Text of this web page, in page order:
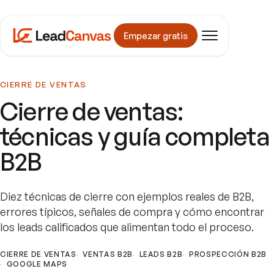
Empezar gratis
CIERRE DE VENTAS
Cierre de ventas:
técnicas y guía completa
B2B
Diez técnicas de cierre con ejemplos reales de B2B,
errores típicos, señales de compra y cómo encontrar
los leads calificados que alimentan todo el proceso.
CIERRE DE VENTAS VENTAS B2B LEADS B2B
PROSPECCIÓN B2B
GOOGLE MAPS